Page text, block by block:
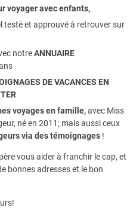
voyager avec enfants,
testé et approuvé à retrouver sur
notreANNUAIRE
DE VACANCES EN
voyages en famille,avec Miss
né en 2011; mais aussi ceux
via des témoignages !
vous aider à franchir le cap, et
bonnes adresses et le bon